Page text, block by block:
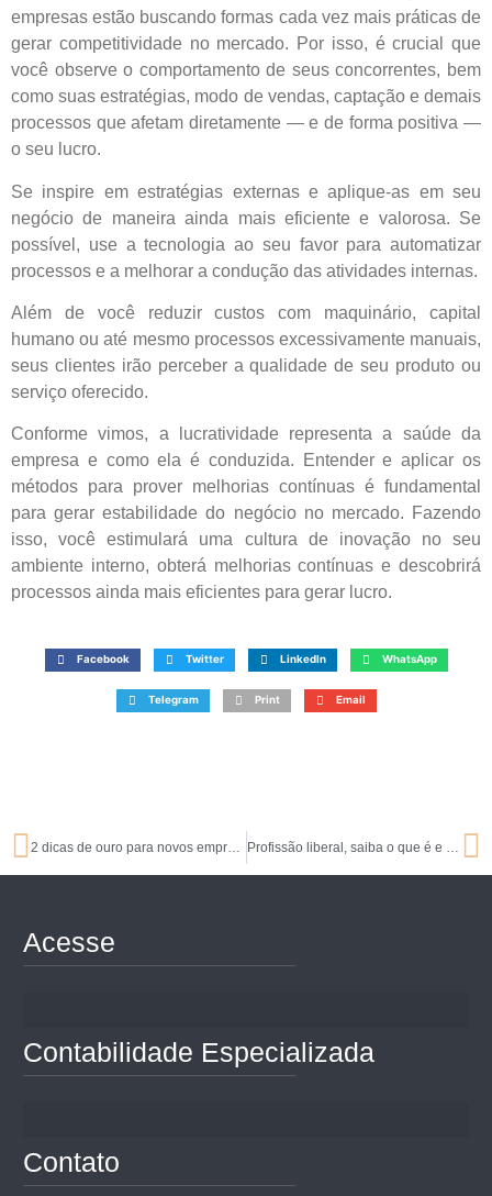
empresas estão buscando formas cada vez mais práticas de
gerar competitividade no mercado. Por isso, é crucial que
você observe o comportamento de seus concorrentes, bem
como suas estratégias, modo de vendas, captação e demais
processos que afetam diretamente — e de forma positiva —
o seu lucro.
Se inspire em estratégias externas e aplique-as em seu
negócio de maneira ainda mais eficiente e valorosa. Se
possível, use a tecnologia ao seu favor para automatizar
processos e a melhorar a condução das atividades internas.
Além de você reduzir custos com maquinário, capital
humano ou até mesmo processos excessivamente manuais,
seus clientes irão perceber a qualidade de seu produto ou
serviço oferecido.
Conforme vimos, a lucratividade representa a saúde da
empresa e como ela é conduzida. Entender e aplicar os
métodos para prover melhorias contínuas é fundamental
para gerar estabilidade do negócio no mercado. Fazendo
isso, você estimulará uma cultura de inovação no seu
ambiente interno, obterá melhorias contínuas e descobrirá
processos ainda mais eficientes para gerar lucro.
Facebook Twitter LinkedIn WhatsApp
Telegram Print Email
2 dicas de ouro para novos empreendedores Profissão liberal, saiba o que é e como se tornar um
Acesse
Contabilidade Especializada
Contato